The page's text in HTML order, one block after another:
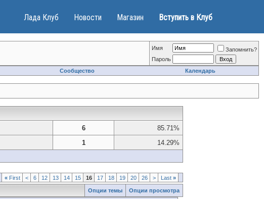
Лада Клуб Новости Магазин Вступить в Клуб
Имя
Запомнить?
Пароль
Сообщество Календарь
6
85.71%
1 14.29%
« First < 6 12 13 14 15 16 17 18 19 20 26 > Last »
Опции темы Опции просмотра